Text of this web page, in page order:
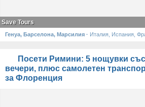
Save Tours
Генуа, Барселона, Марсилия · Италия, Испания,
Посети Римини: 5 нощувки със
вечери, плюс самолетен
за Флоренция